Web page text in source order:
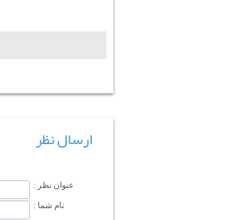
ارسال نظر
عنوان نظر :
نام شما :